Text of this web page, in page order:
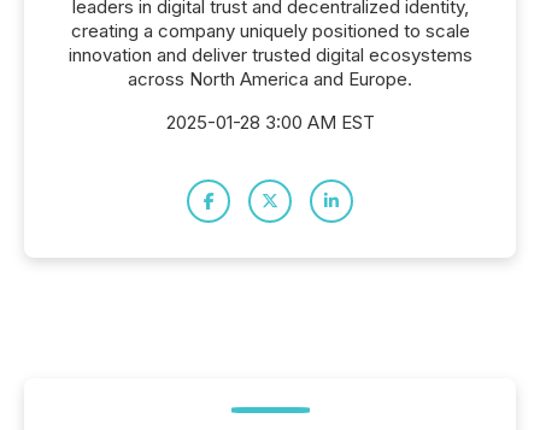
leaders in digital trust and decentralized identity,
creating a company uniquely positioned to scale
innovation and deliver trusted digital ecosystems
across North America and Europe.
2025-01-28 3:00 AM EST